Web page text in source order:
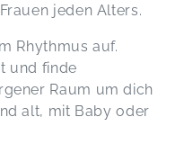
jeden Alters.
Rhythmus auf.
und finde
Raum um dich
alt, mit Baby oder